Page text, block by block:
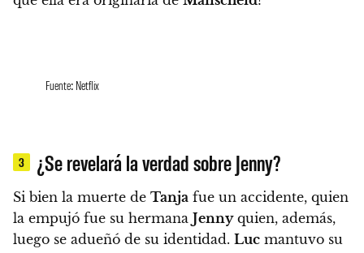
Fuente: Netflix
3 ¿Se revelará la verdad sobre Jenny?
Si bien la muerte de Tanja fue un accidente, quien
la empujó fue su hermana Jennyquien, además,
luego se adueñó de su identidad. Luc mantuvo su